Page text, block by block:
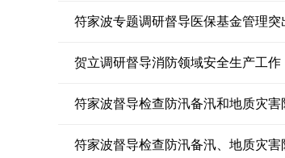
符家波专题调研督导医保基金管理
贺立调研督导消防领域安全生产工作
符家波督导检查防汛备汛和地质灾害
符家波督导检查防汛备汛、地质灾